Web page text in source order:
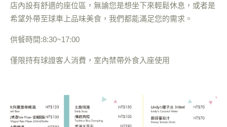
店內設有舒適的座位區，無論您是想坐下來輕鬆休息，或者是
希望外帶至球車上品味美食，我們都能滿足您的需求。
供餐時間:8:30~17:00
僅限持有球證客人消費，室內禁帶外食入座使用